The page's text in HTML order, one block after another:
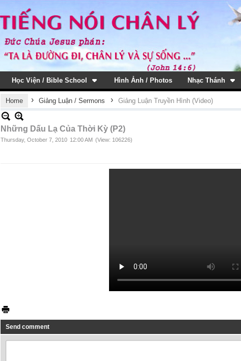
Học Viện / Bible School Hình Ảnh / Photos Nhạc Thánh
Home › Giảng Luận / Sermons › Giảng Luận Truyền Hình (Video)
Những Dấu Lạ Của Thời Kỳ (P2)
Thursday, October 7, 2010 12:00 AM (View: 106226)
Send comment